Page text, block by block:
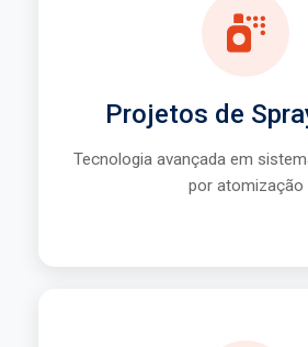
Projetos de
Tecnologia avançada em
por atomização
Desenvolvimento de projetos
Tecnologia de
Saiba Mais